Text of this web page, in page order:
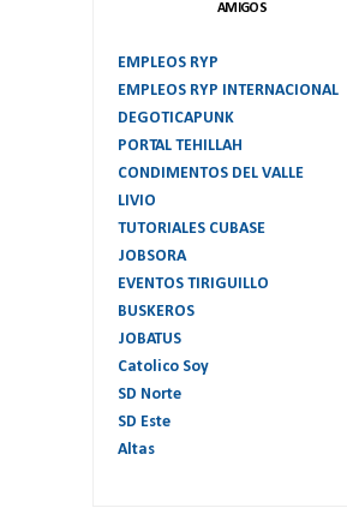
AMIGOS
EMPLEOS RYP
EMPLEOS RYP INTERNACIONAL
DEGOTICAPUNK
PORTAL TEHILLAH
CONDIMENTOS DEL VALLE
LIVIO
TUTORIALES CUBASE
JOBSORA
EVENTOS TIRIGUILLO
BUSKEROS
JOBATUS
Catolico Soy
SD Norte
SD Este
Altas